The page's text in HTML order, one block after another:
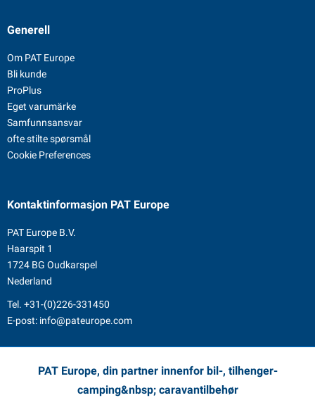
Generell
Om PAT Europe
Bli kunde
ProPlus
Eget varumärke
Samfunnsansvar
ofte stilte spørsmål
Cookie Preferences
Kontaktinformasjon PAT Europe
PAT Europe B.V.
Haarspit 1
1724 BG Oudkarspel
Nederland
Tel. +31-(0)226-331450
E-post: info@pateurope.com
PAT Europe, din partner innenfor bil-, tilhenger-
camping&nbsp; caravantilbehør